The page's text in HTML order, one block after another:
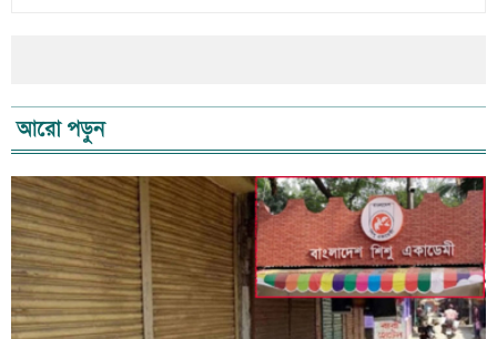
আরো পড়ুন